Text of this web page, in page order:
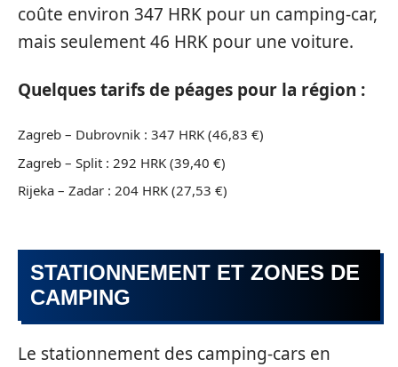
coûte environ 347 HRK pour un camping-car,
mais seulement 46 HRK pour une voiture.
Quelques tarifs de péages pour la région :
Zagreb – Dubrovnik : 347 HRK (46,83 €)
Zagreb – Split : 292 HRK (39,40 €)
Rijeka – Zadar : 204 HRK (27,53 €)
STATIONNEMENT ET ZONES DE
CAMPING
Le stationnement des camping-cars en